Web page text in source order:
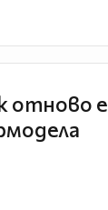
отново е